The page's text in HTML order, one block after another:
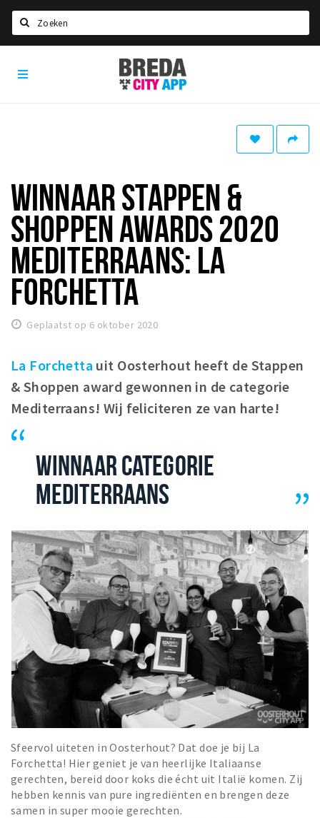
Home
Eten
Drinken
Slapen
Recreatief
Winkels
Parkeren
Bezienswaardigheden
Uitjes & activiteiten
Toeristische routes
Natuurgebieden
Sport
Privacy
Inloggen
Breda
City
App
WINNAAR STAPPEN &
SHOPPEN AWARDS 2020
MEDITERRAANS: LA
FORCHETTA
Geplaatst op 6 oktober 2020
La Forchetta uit Oosterhout heeft de Stappen
& Shoppen award gewonnen in de categorie
Mediterraans! Wij feliciteren ze van harte!
WINNAAR CATEGORIE
MEDITERRAANS
Sfeervol uiteten in Oosterhout? Dat doe je bij La
Forchetta! Hier geniet je van heerlijke Italiaanse
gerechten, bereid door koks die écht uit Italië komen. Zij
hebben kennis van pure ingrediënten en brengen deze
samen in super mooie gerechten.